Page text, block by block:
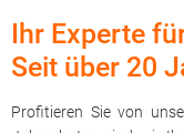
Ihr Experte
Seit über 20
Profitieren Sie von